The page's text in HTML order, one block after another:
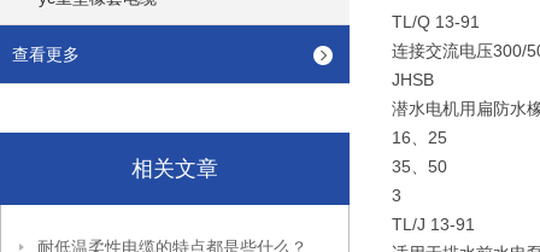
查看更多
相关文章
耐低温柔性电缆的特点都是些什么？
TL/Q 13-91
连接交流电压300/
JHSB
潜水电机用扁防水
16、25
35、50
3
TL/J 13-91